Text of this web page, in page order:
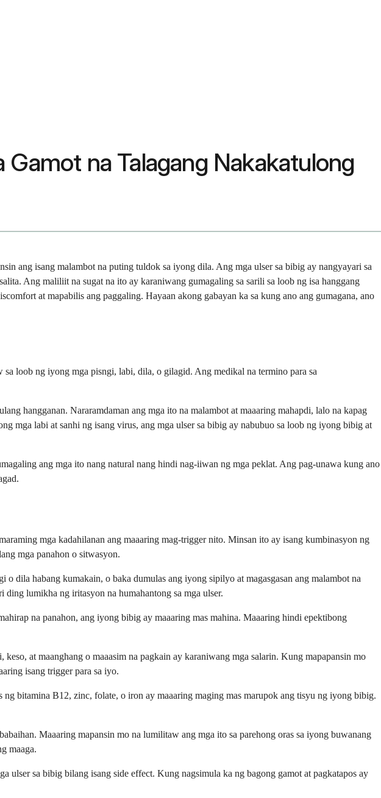
na Talagang Nakakatulong
ang isang malambot na puting tuldok sa iyong dila. Ang mga ulser sa bibig ay nangyayari sa
Ang maliliit na sugat na ito ay karaniwang gumagaling sa sarili sa loob ng isa hanggang
at mapabilis ang paggaling. Hayaan akong gabayan ka sa kung ano ang gumagana, ano
loob ng iyong mga pisngi, labi, dila, o gilagid. Ang medikal na termino para sa
hangganan. Nararamdaman ang mga ito na malambot at maaaring mahapdi, lalo na kapag
mga labi at sanhi ng isang virus, ang mga ulser sa bibig ay nabubuo sa loob ng iyong bibig at
ang mga ito nang natural nang hindi nag-iiwan ng mga peklat. Ang pag-unawa kung ano
mga kadahilanan ang maaaring mag-trigger nito. Minsan ito ay isang kumbinasyon ng
mga panahon o sitwasyon.
dila habang kumakain, o baka dumulas ang iyong sipilyo at magasgasan ang malambot na
lumikha ng iritasyon na humahantong sa mga ulser.
na panahon, ang iyong bibig ay maaaring mas mahina. Maaaring hindi epektibong
at maanghang o maaasim na pagkain ay karaniwang mga salarin. Kung mapapansin mo
isang trigger para sa iyo.
bitamina B12, zinc, folate, o iron ay maaaring maging mas marupok ang tisyu ng iyong bibig.
Maaaring mapansin mo na lumilitaw ang mga ito sa parehong oras sa iyong buwanang
maaga.
sa bibig bilang isang side effect. Kung nagsimula ka ng bagong gamot at pagkatapos ay